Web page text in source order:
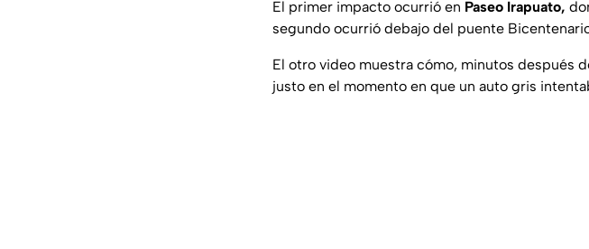
El primer impacto ocurrió en Paseo Irapuato,
segundo ocurrió debajo del puente
El otro video muestra cómo, minutos después
justo en el momento en que un auto gris